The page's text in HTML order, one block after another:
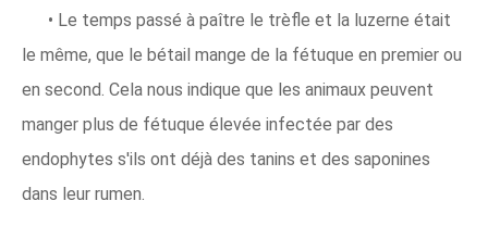
• Le temps passé à paître le trèfle et la luzerne était
le même, que le bétail mange de la fétuque en premier ou
en second. Cela nous indique que les animaux peuvent
manger plus de fétuque élevée infectée par des
endophytes s'ils ont déjà des tanins et des saponines
dans leur rumen.